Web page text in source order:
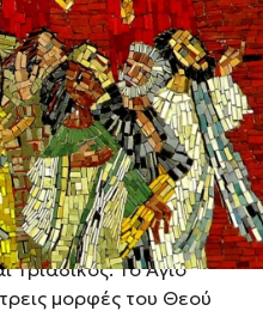
στους μαθητές του
την ανάστασή Του και
Του.
του Αγίου Πνεύματος
να μας φωτίσει και να
γιορτή της Αγίας
Αγίου Πνεύματος
Τριαδικός. Το Άγιο
μορφές του Θεού